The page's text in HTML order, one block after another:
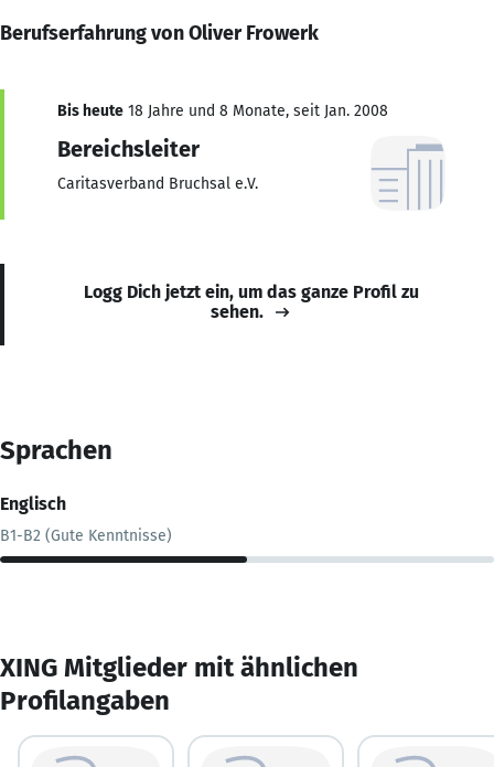
Berufserfahrung von Oliver Frowerk
Bis heute 18 Jahre und 8 Monate, seit Jan. 2008
Bereichsleiter
Caritasverband Bruchsal e.V.
Logg Dich jetzt ein, um das ganze Profil zu
sehen.
Sprachen
Englisch
B1-B2 (Gute Kenntnisse)
XING Mitglieder mit ähnlichen
Profilangaben